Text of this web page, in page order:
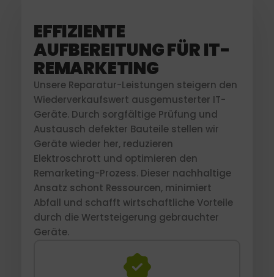
EFFIZIENTE
AUFBEREITUNG FÜR IT-
REMARKETING
Unsere Reparatur-Leistungen steigern den
Wiederverkaufswert ausgemusterter IT-
Geräte. Durch sorgfältige Prüfung und
Austausch defekter Bauteile stellen wir
Geräte wieder her, reduzieren
Elektroschrott und optimieren den
Remarketing-Prozess. Dieser nachhaltige
Ansatz schont Ressourcen, minimiert
Abfall und schafft wirtschaftliche Vorteile
durch die Wertsteigerung gebrauchter
Geräte.